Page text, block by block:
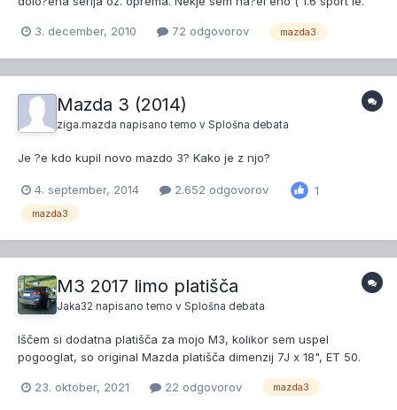
tak?na serija.
3. december, 2010 72 odgovorov mazda3
Mazda 3 (2014)
ziga.mazda napisano temo v Splošna debata
Je ?e kdo kupil novo mazdo 3? Kako je z njo?
4. september, 2014 2.652 odgovorov 1
mazda3
M3 2017 limo platišča
Jaka32 napisano temo v Splošna debata
Iščem si dodatna platišča za mojo M3, kolikor sem uspel
pogooglat, so original Mazda platišča dimenzij 7J x 18", ET 50.
Zanima me, ali lahko te gume montiram tudi na platišča 7.5J x 18"
23. oktober, 2021 22 odgovorov mazda3